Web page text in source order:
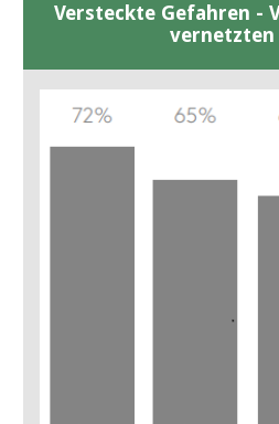
Versteckte Gefahren -
vernetzten